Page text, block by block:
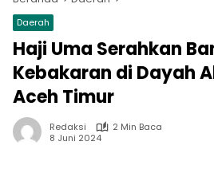
Daerah
Haji Uma Serahkan
Kebakaran di Dayah
Aceh Timur
Redaksi
2 Min Baca
8 Juni 2024